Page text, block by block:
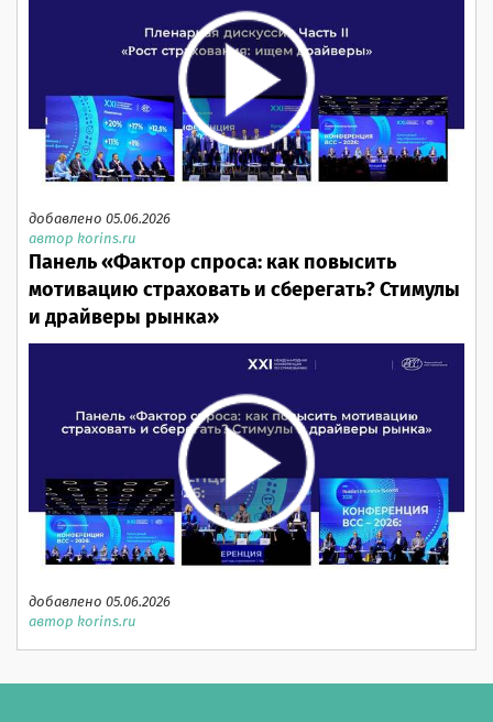
добавлено 05.06.2026
автор korins.ru
Панель «Фактор спроса: как повысить
мотивацию страховать и сберегать? Стимулы
и драйверы рынка»
добавлено 05.06.2026
автор korins.ru